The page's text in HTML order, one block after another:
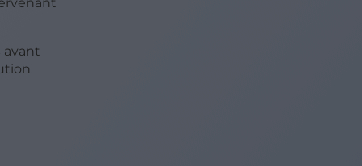
avant